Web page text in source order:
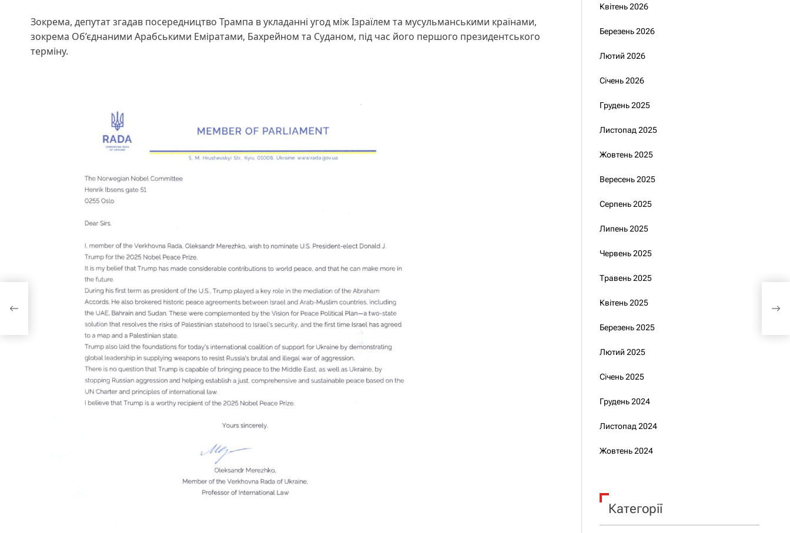
Зокрема, депутат згадав посередництво Трампа в укладанні угод між Ізраїлем та мусульманськими країнами,
зокрема Об’єднаними Арабськими Еміратами, Бахрейном та Суданом, під час його першого президентського
терміну.
Квітень 2026
Березень 2026
Лютий 2026
Січень 2026
Грудень 2025
Листопад 2025
Жовтень 2025
Вересень 2025
Серпень 2025
Липень 2025
Червень 2025
Травень 2025
Квітень 2025
Березень 2025
Лютий 2025
Січень 2025
Грудень 2024
Листопад 2024
Жовтень 2024
Категорії